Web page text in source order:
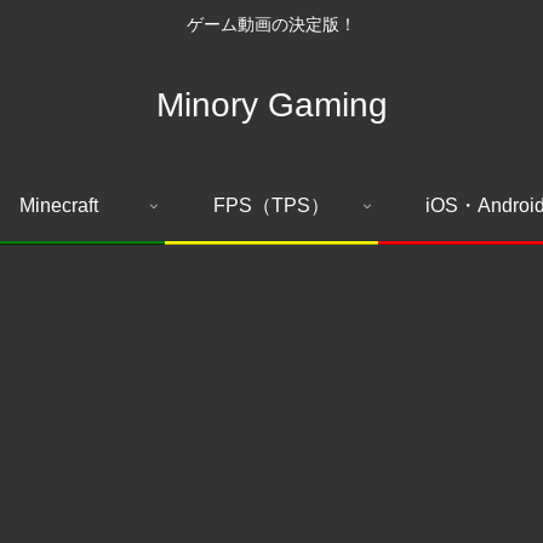
ゲーム動画の決定版！
Minory Gaming
Minecraft FPS（TPS） iOS・